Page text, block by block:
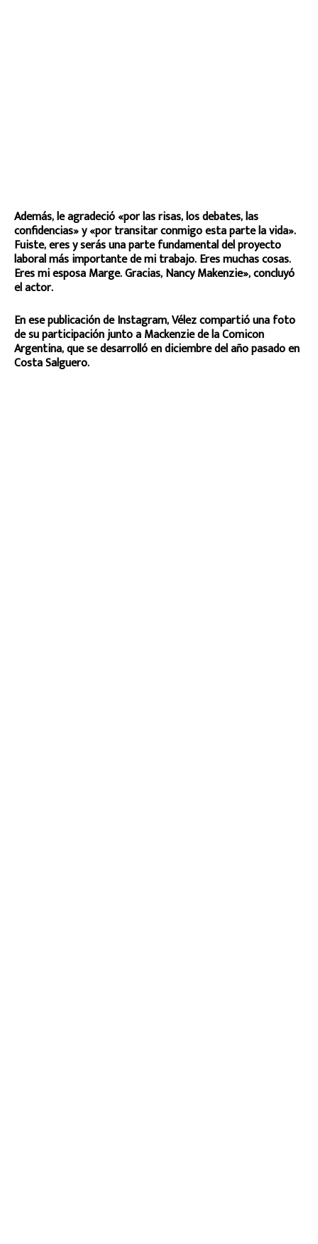
Además, le agradeció «por las risas, los debates, las
confidencias» y «por transitar conmigo esta parte la vida».
Fuiste, eres y serás una parte fundamental del proyecto
laboral más importante de mi trabajo. Eres muchas cosas.
Eres mi esposa Marge. Gracias, Nancy Makenzie», concluyó
el actor.
En ese publicación de Instagram, Vélez compartió una foto
de su participación junto a Mackenzie de la Comicon
Argentina, que se desarrolló en diciembre del año pasado en
Costa Salguero.